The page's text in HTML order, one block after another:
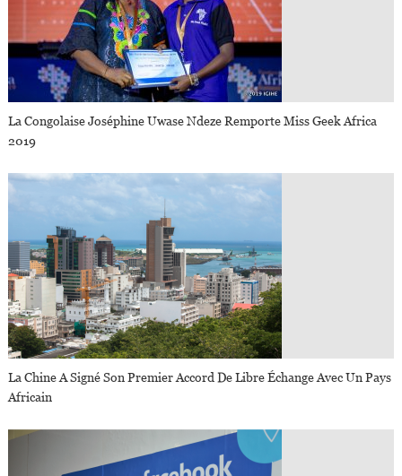
La Congolaise Joséphine Uwase Ndeze Remporte Miss Geek Africa
2019
La Chine A Signé Son Premier Accord De Libre Échange Avec Un Pays
Africain